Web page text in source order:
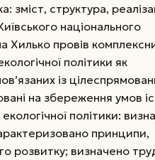
зміст, структура,
національного
Хилько провів
політики як
із
на збереження умов
політики:
принципи,
розвитку; визначено